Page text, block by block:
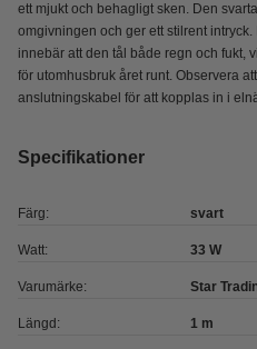
ett mjukt och behagligt sken. Den
omgivningen och ger ett stilrent
innebär att den tål både regn och fukt,
för utomhusbruk året runt. Observera
anslutningskabel för att kopplas in i
Specifikationer
Färg: svart
Watt: 33 W
Varumärke: Star
Längd: 1 m